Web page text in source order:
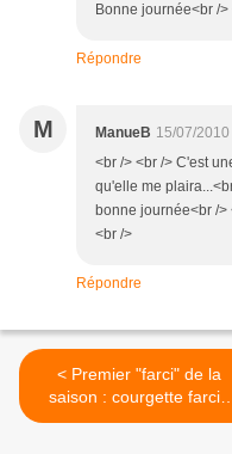
Bonne journée<br /
Répondre
M ManueB 15/07/
<br /> <br /> C'est
qu'elle me
bonne journée<br />
<br />
Répondre
< Premier "farci" de la
saison : courgette farcie
d'agneau à l'orientale